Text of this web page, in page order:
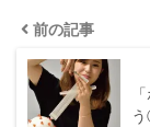
前の記事